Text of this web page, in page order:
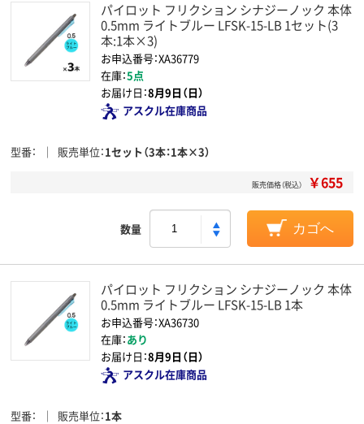
パイロット フリクション シナジーノック 本体
0.5mm ライトブルー LFSK-15-LB 1セット(3
本:1本×3)
お申込番号：XA36779
在庫：5点
お届け日：8月9日（日）
アスクル在庫商品
型番 販売単位 1セット（3本：1本×3）
販売価格（税込） ￥655
数量 カゴへ
パイロット フリクション シナジーノック 本体
0.5mm ライトブルー LFSK-15-LB 1本
お申込番号：XA36730
在庫：あり
お届け日：8月9日（日）
アスクル在庫商品
型番 販売単位 1本